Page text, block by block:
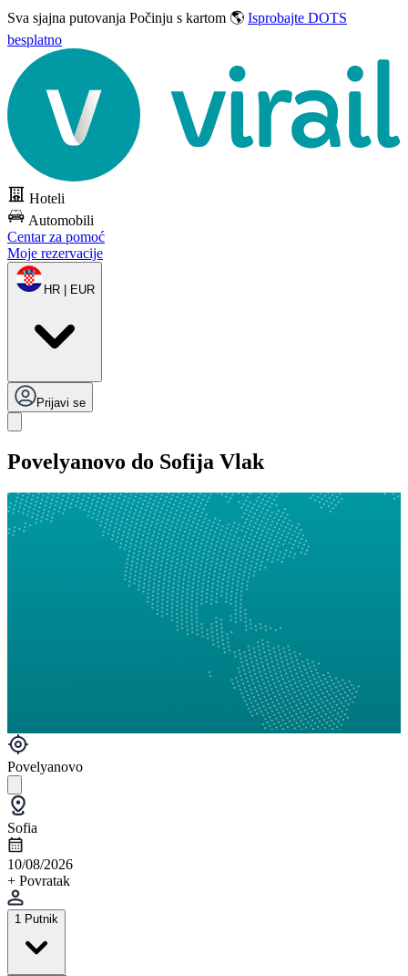
Sva sjajna putovanja Počinju s kartom 🌎 Isprobajte DOTS
besplatno
Hoteli
Automobili
Centar za pomoć
Moje rezervacije
HR | EUR
Prijavi se
Povelyanovo do Sofija Vlak
Povelyanovo
Sofia
10/08/2026
+ Povratak
1 Putnik